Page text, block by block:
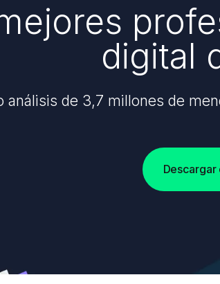
Backlinks Checker
digital
análisis de 3,7 millones de